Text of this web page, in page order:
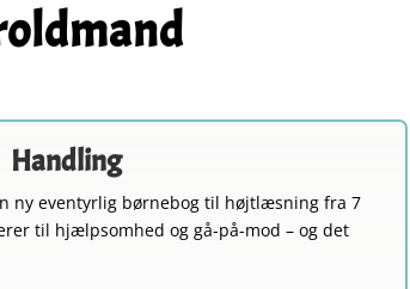
Handling
ny eventyrlig børnebog til højtlæsning fra 7
til hjælpsomhed og gå-på-mod – og det